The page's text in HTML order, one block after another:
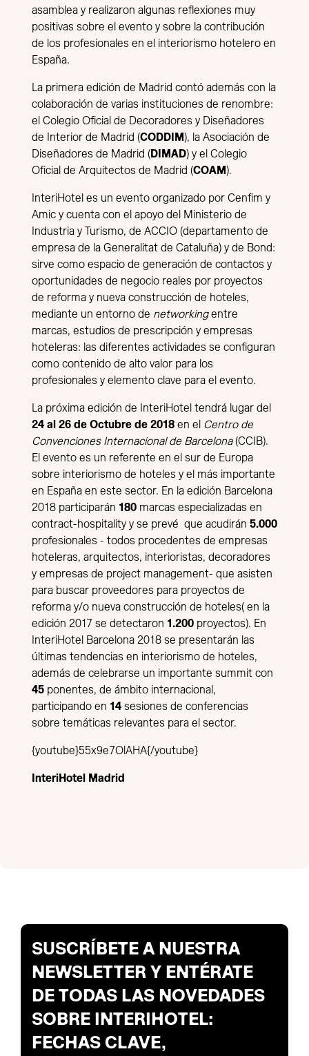
asamblea y realizaron algunas reflexiones muy
positivas sobre el evento y sobre la contribución
de los profesionales en el interiorismo hotelero en
España.
La primera edición de Madrid contó además con la
colaboración de varias instituciones de renombre:
el Colegio Oficial de Decoradores y Diseñadores
de Interior de Madrid (CODDIM ), la Asociación de
Diseñadores de Madrid (DIMAD) y el Colegio
Oficial de Arquitectos de Madrid (COAM ).
InteriHotel es un evento organizado por Cenfim y
Amic y cuenta con el apoyo del Ministerio de
Industria y Turismo, de ACCIO (departamento de
empresa de la Generalitat de Cataluña) y de Bond:
sirve como espacio de generación de contactos y
oportunidades de negocio reales por proyectos
de reforma y nueva construcción de hoteles,
mediante un entorno de networkingentre
marcas, estudios de prescripción y empresas
hoteleras: las diferentes actividades se configuran
como contenido de alto valor para los
profesionales y elemento clave para el evento.
La próxima edición de InteriHotel tendrá lugar del
24 al 26 de Octubre de 2018 en el Centro de
Convenciones Internacional de Barcelona(CCIB).
El evento es un referente en el sur de Europa
sobre interiorismo de hoteles y el más importante
en España en este sector. En la edición Barcelona
2018 participarán 180 marcas especializadas en
contract-hospitality y se prevé que acudirán 5.000
profesionales - todos procedentes de empresas
hoteleras, arquitectos, interioristas, decoradores
y empresas de project management- que asisten
para buscar proveedores para proyectos de
reforma y/o nueva construcción de hoteles( en la
edición 2017 se detectaron 1.200 proyectos). En
InteriHotel Barcelona 2018 se presentarán las
últimas tendencias en interiorismo de hoteles,
además de celebrarse un importante summit con
45 ponentes, de ámbito internacional,
participando en 14 sesiones de conferencias
sobre temáticas relevantes para el sector.
{youtube}55x9e7OlAHA{/youtube}
InteriHotel Madrid
SUSCRÍBETE A NUESTRA
NEWSLETTER Y ENTÉRATE
DE TODAS LAS NOVEDADES
SOBRE INTERIHOTEL:
FECHAS CLAVE,